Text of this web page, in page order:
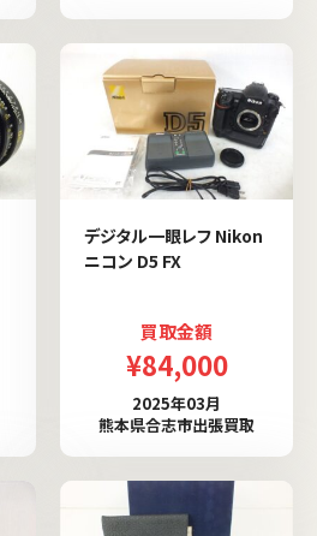
デジタル一眼レフ Nikon
ニコン D5 FX
買取金額
¥84,000
2025年03月
熊本県合志市出張買取